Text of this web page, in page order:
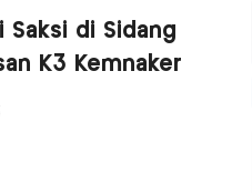
Saksi di Sidang
K3 Kemnaker